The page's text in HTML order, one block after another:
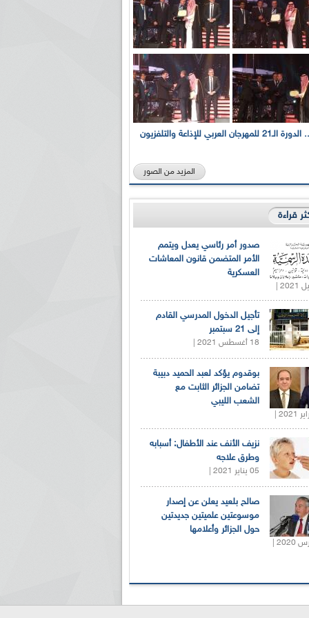
بالصور... الدورة الـ21 للمهرجان العربي للإذاعة والتلفزيون
المزيد من الصور
قراءة
صدور أمر رئاسي يعدل ويتمم
الأمر المتضمن قانون المعاشات
العسكرية
تأجيل الدخول المدرسي القادم
إلى 21 سبتمبر
18 أغسطس 2021 |
بوقدوم يؤكد لعبد الحميد دبيبة
تضامن الجزائر الثابت مع
الشعب الليبي
نزيف الأنف عند الأطفال: أسبابه
وطرق علاجه
05 يناير 2021 |
صالح بلعيد يعلن عن إصدار
موسوعتين علميتين جديدتين
حول الجزائر وأعلامها